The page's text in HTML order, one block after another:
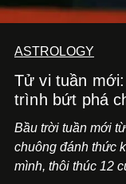
ASTROLOGY
Tử vi tuần
trình bứt phá
Bầu trời tuần mới
chuông đánh thức
mình, thôi thúc 12